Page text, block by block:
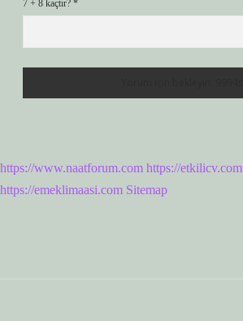
7 + 8 kaçtır? *
https://www.naatforum.com https://etkilicv.com
https://emeklimaasi.com Sitemap